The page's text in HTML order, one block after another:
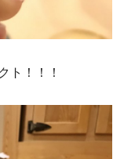
ト！！！